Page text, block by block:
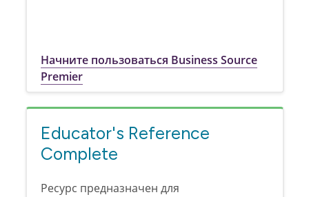
Начните пользоваться Business Source
Premier
Educator's Reference
Complete
Ресурс предназначен для